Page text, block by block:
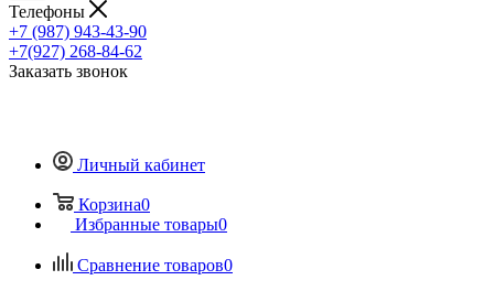
Телефоны
+7 (987) 943-43-90
+7(927) 268-84-62
Заказать звонок
Личный кабинет
Корзина0
Избранные товары0
Сравнение товаров0